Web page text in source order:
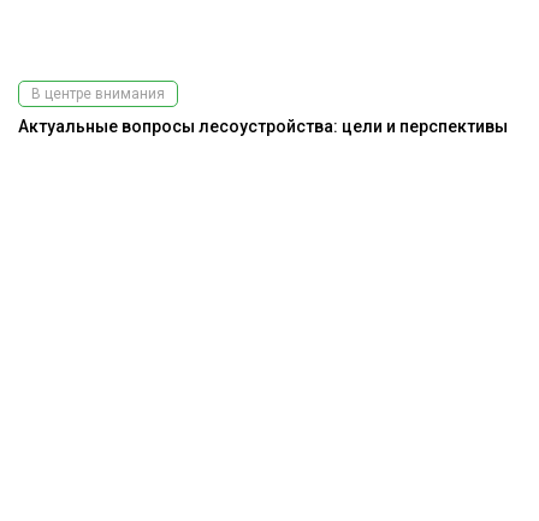
В центре внимания
Актуальные вопросы лесоустройства: цели и перспективы